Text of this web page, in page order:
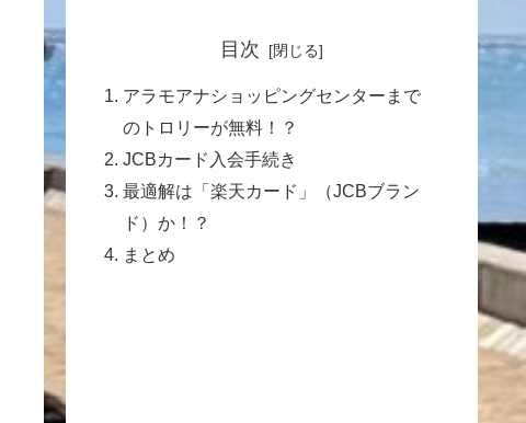
目次
アラモアナショッピングセンターまで
のトロリーが無料！？
JCBカード入会手続き
最適解は「楽天カード」（JCBブラン
ド）か！？
まとめ